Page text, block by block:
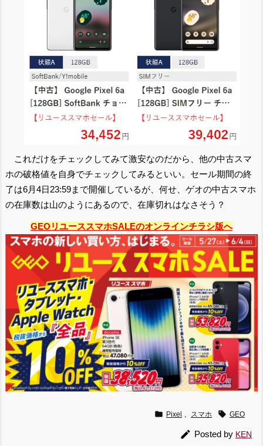
これだけをチェックしてみて激安なのだから、他の中古スマ
ホの破格値を自身でチェックしてみるといい。セール期間の終
了は6月4日23:59まで開催しているが、何せ、ゲオの中古スマホ
の在庫数は山のようにあるので、在庫切れはなさそう？
GEOリユーススマホSALEのオンラインチラシ版へ
 Pixel スマホ  GEO
 Posted by KEN